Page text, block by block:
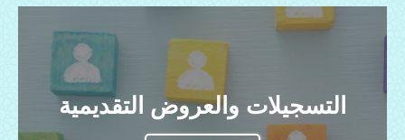
التسجيلات والعروض التقديمية